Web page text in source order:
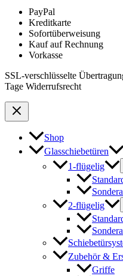
PayPal
Kreditkarte
Sofortüberweisung
Kauf auf Rechnung
Vorkasse
SSL-verschlüsselte
Tage Widerrufsrecht
Shop
Glasschiebetüren
1-flügelig
2-flügelig
Zubehör &
Griffe